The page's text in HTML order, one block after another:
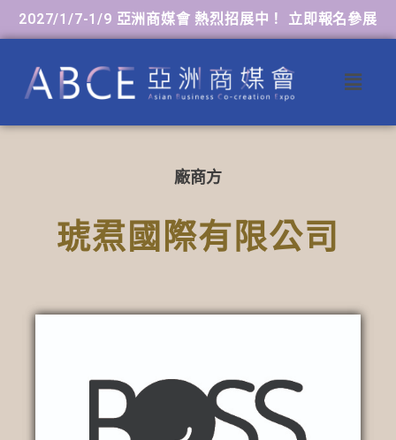
2027/1/7-1/9 亞洲商媒會 熱烈招展中！ 立即報名參展
廠商方
琥焄國際有限公司